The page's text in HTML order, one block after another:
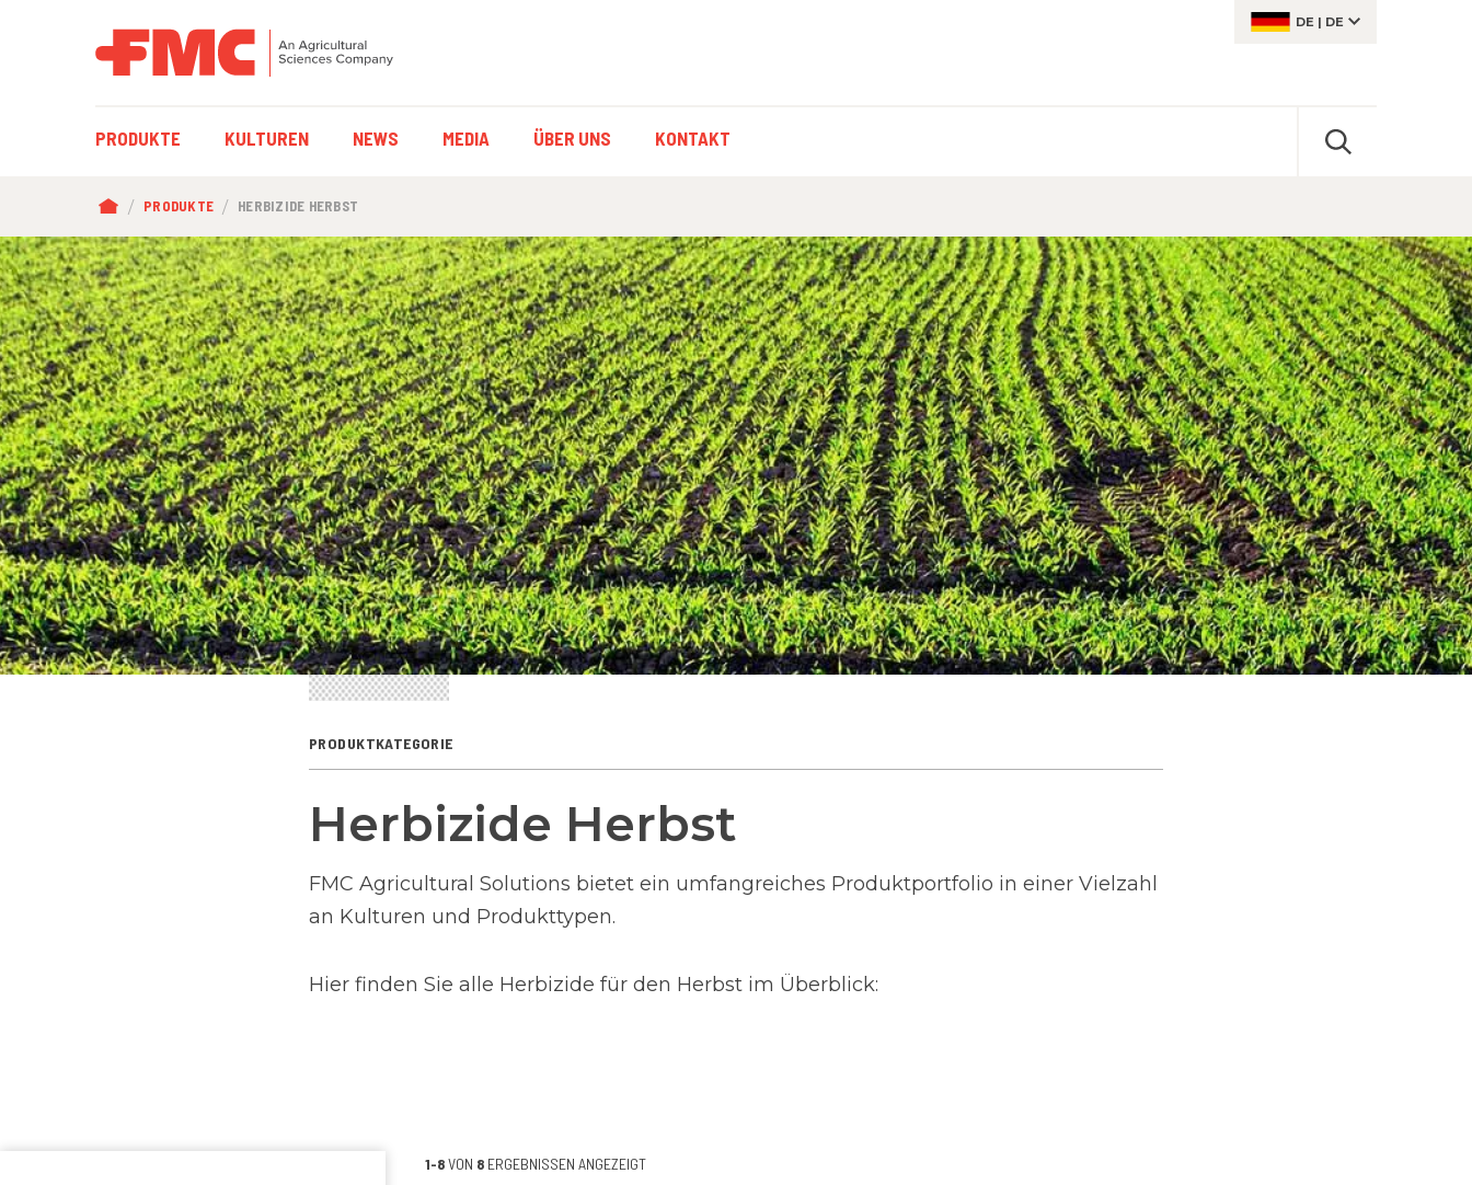
DE | DE
HAUPTNAVIGATION
PRODUKTE KULTUREN NEWS MEDIA ÜBER UNS KONTAKT
PFADNAVIGATION
PRODUKTE HERBIZIDE HERBST
PRODUKTKATEGORIE
Herbizide Herbst
FMC Agricultural Solutions bietet ein umfangreiches Produktportfolio in einer Vielzahl
an Kulturen und Produkttypen.
Hier finden Sie alle Herbizide für den Herbst im Überblick:
1-8VON 8 ERGEBNISSEN ANGEZEIGT